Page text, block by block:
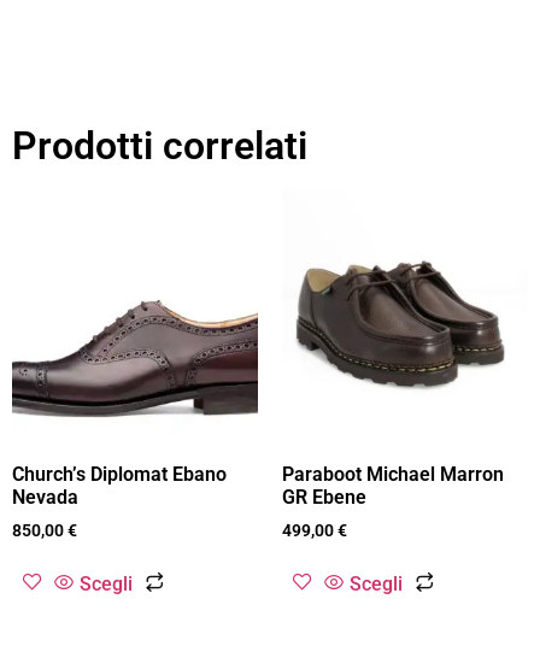
Prodotti correlati
Church’s Diplomat Ebano
Nevada
850,00€
Scegli
Paraboot Michael Marron
GR Ebene
499,00€
Scegli